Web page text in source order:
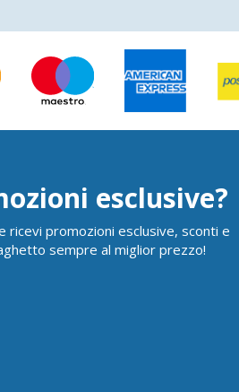
esclusive?
promozioni esclusive, sconti e
sempre al miglior prezzo!